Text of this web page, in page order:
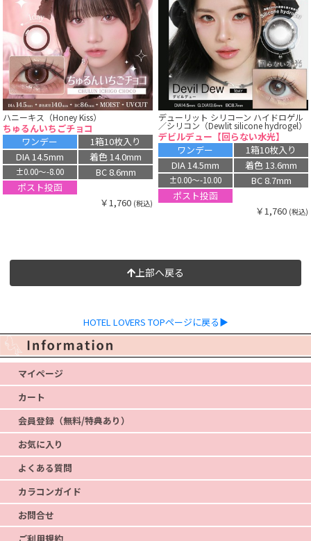
ハニーキス（Honey Kiss）
ちゅるんいちごチョコ
ワンデー
1箱10枚入り
DIA 14.5mm
着色 14.0mm
±0.00〜-8.00
BC 8.6mm
ポスト投函
￥1,760 (税込)
デューリット シリコーン ハイドロゲル
／シリコン（Dewlit silicone hydrogel）
デビルデュー【回らない水光】
ワンデー
1箱10枚入り
DIA 14.5mm
着色 13.6mm
±0.00〜-10.00
BC 8.7mm
ポスト投函
￥1,760 (税込)
上部へ戻る
HOTEL LOVERS TOPページに戻る▶
マイページ
カート
会員登録（無料/特典あり）
お気に入り
よくある質問
カラコンガイド
お問合せ